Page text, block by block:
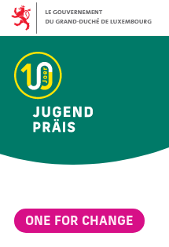
ONE FOR CHANGE